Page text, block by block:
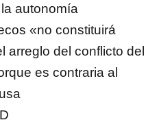
autonomía
«no constituirá
arreglo del conflicto del
es contraria al